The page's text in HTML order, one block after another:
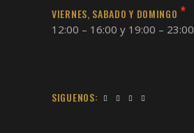
VIERNES, SABADO Y DOMINGO *
12:00 – 16:00 y 19:00 – 23:00
SIGUENOS: